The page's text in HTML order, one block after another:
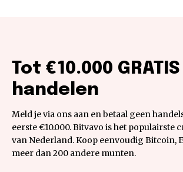
Tot €10.000 GRATIS
handelen
Meld je via ons aan en betaal geen
eerste €10.000. Bitvavo is het populairste
van Nederland. Koop eenvoudig Bitcoin,
meer dan 200 andere munten.